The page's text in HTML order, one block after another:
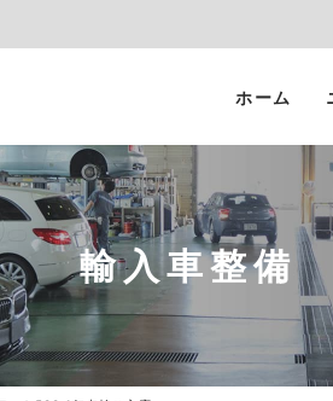
ホーム
輸入車整備